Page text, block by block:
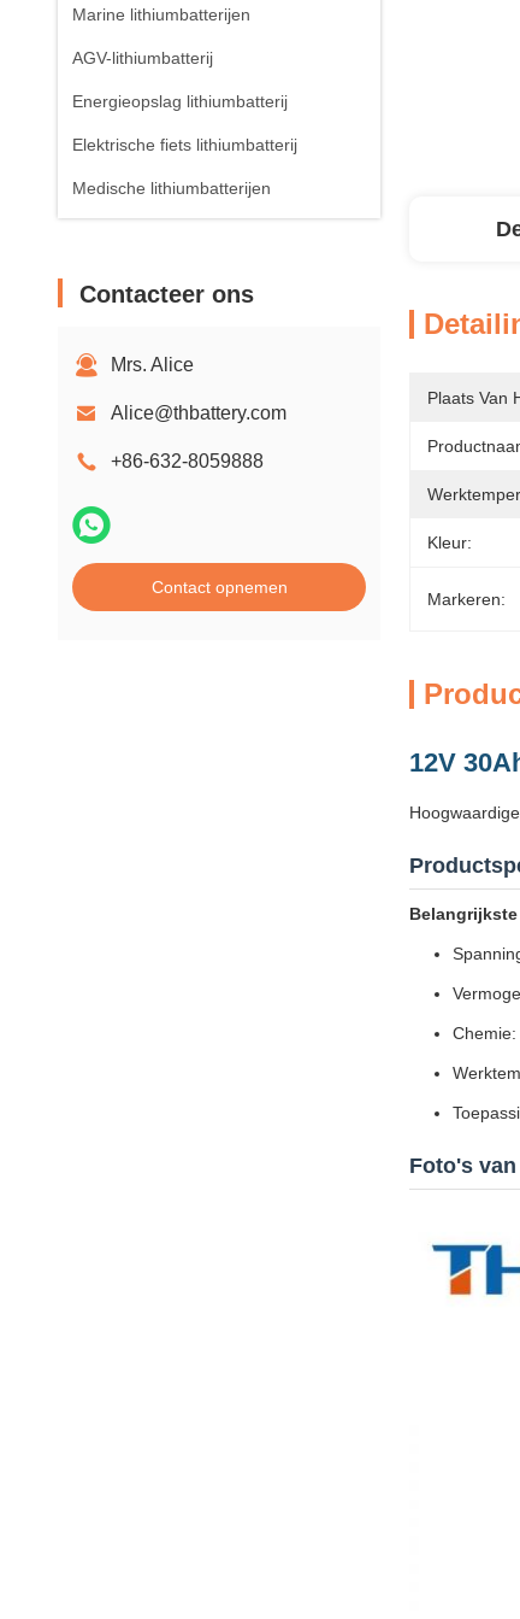
Marine lithiumbatterijen
AGV-lithiumbatterij
Energieopslag lithiumbatterij
Elektrische fiets lithiumbatterij
Medische lithiumbatterijen
Contacteer ons
Mrs. Alice
Alice@thbattery.com
+86-632-8059888
Contact opnemen
Plaats Van
Kleur:
Markeren:
12V
Foto's